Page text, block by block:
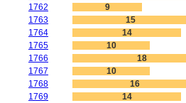
1762
9
1763
15
1764
14
1765
10
1766
18
1767
10
1768
16
1769
14